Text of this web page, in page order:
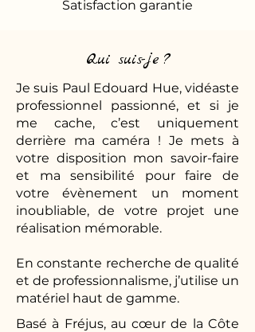
Satisfaction garantie
Qui suis-je ?
Je suis Paul Edouard Hue, vidéaste
professionnel passionné, et si je
me cache, c’est uniquement
derrière ma caméra ! Je mets à
votre disposition mon savoir-faire
et ma sensibilité pour faire de
votre évènement un moment
inoubliable, de votre projet une
réalisation mémorable.
En constante recherche de qualité
et de professionnalisme, j’utilise un
matériel haut de gamme.
Basé à Fréjus, au cœur de la Côte